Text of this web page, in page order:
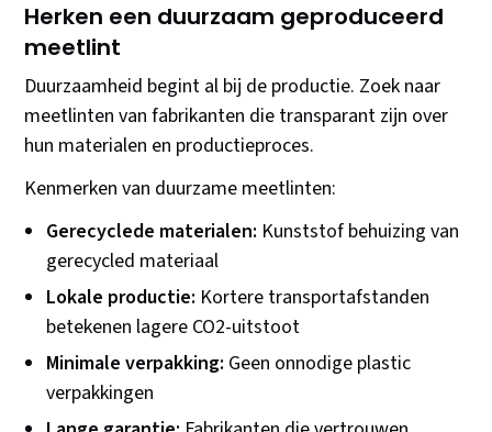
Herken een duurzaam geproduceerd
meetlint
Duurzaamheid begint al bij de productie. Zoek naar
meetlinten van fabrikanten die transparant zijn over
hun materialen en productieproces.
Kenmerken van duurzame meetlinten:
Gerecyclede materialen: Kunststof behuizing van
gerecycled materiaal
Lokale productie: Kortere transportafstanden
betekenen lagere CO2-uitstoot
Minimale verpakking: Geen onnodige plastic
verpakkingen